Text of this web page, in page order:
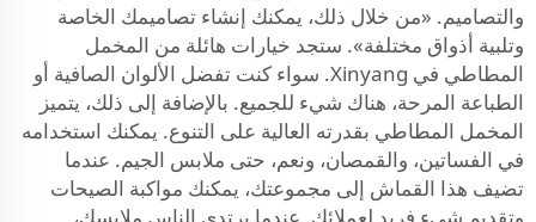
والتصاميم. «من خلال ذلك، يمكنك إنشاء تصاميمك الخاصة
وتلبية أذواق مختلفة». ستجد خيارات هائلة من المخمل
المطاطي في Xinyang. سواء كنت تفضل الألوان الصافية أو
الطباعة المرحة، هناك شيء للجميع. بالإضافة إلى ذلك، يتميز
المخمل المطاطي بقدرته العالية على التنوع. يمكنك استخدامه
في الفساتين، والقمصان، ونعم، حتى ملابس الجيم. عندما
تضيف هذا القماش إلى مجموعتك، يمكنك مواكبة الصيحات